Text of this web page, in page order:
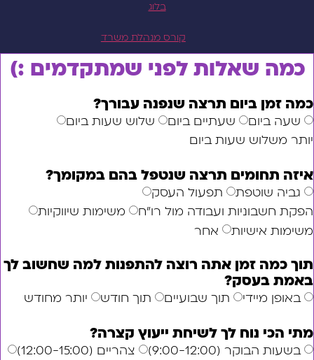
קורס מנהלת משרד
שאלות לפני שמתקדמים :)
ביום תרצה שנפנה עבורך?
שעתיים ביום
שלוש שעות ביום
שעות ביום
תרצה שנטפל בהם במקומך?
שוטפת
תפעול העסק
ועבודה מול רו"ח
משימות שיווקיות
אישיות
אחר
זמן אתה רוצה להתפנות למה שחשוב לך
בעסק?
מיידי תוך שבועיים תוך חודש יותר מחודש
נוח לך לשיחת ייעוץ קצרה?
(9:00-12:00)
צהריים (12:00-15:00)